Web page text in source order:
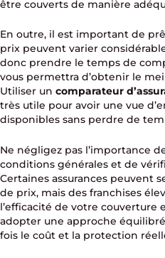
être couverts de manière
En outre, il est important de
prix peuvent varier
donc prendre le temps de
vous permettra d’obtenir le
Utiliser un comparateur
très utile pour avoir une vue
disponibles sans perdre de
Ne négligez pas l’importance
conditions générales et de
Certaines assurances peuvent
de prix, mais des franchises
l’efficacité de votre couverture
adopter une approche
fois le coût et la protection